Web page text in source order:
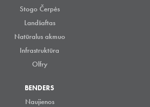
Stogo Čerpės
Landšaftas
Natūralus akmuo
Infrastruktūra
Olfry
BENDERS
Naujienos